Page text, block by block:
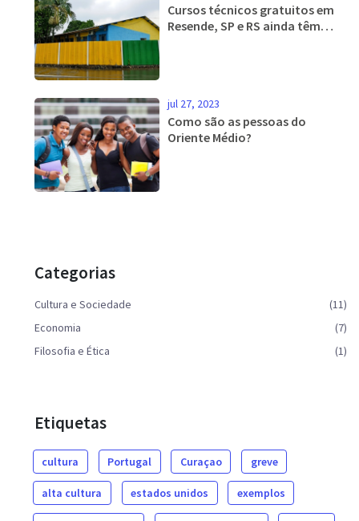
Cursos técnicos gratuitos em
Resende, SP e RS ainda têm
jul 27, 2023
Como são as pessoas do
Oriente Médio?
Categorias
Cultura e Sociedade
(11)
Economia
(7)
Filosofia e Ética
(1)
Etiquetas
cultura Portugal Curaçao greve
alta cultura estados unidos exemplos